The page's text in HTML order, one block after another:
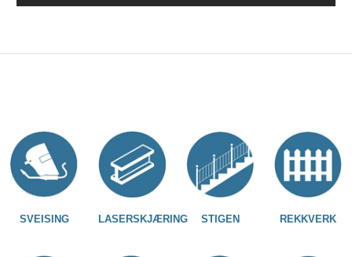
SVEISING LASERSKJÆRING STIGEN REKKVERK